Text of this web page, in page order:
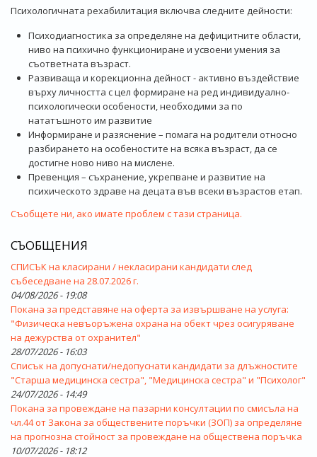
Психологичната рехабилитация включва следните дейности:
Психодиагностика за определяне на дефицитните области,
ниво на психично функциониране и усвоени умения за
съответната възраст.
Развиваща и корекционна дейност - активно въздействие
върху личността с цел формиране на ред индивидуално-
психологически особености, необходими за по
нататъшното им развитие
Информиране и разяснение – помага на родители относно
разбирането на особеностите на всяка възраст, да се
достигне ново ниво на мислене.
Превенция – съхранение, укрепване и развитие на
психическото здраве на децата във всеки възрастов етап.
Съобщете ни, ако имате проблем с тази страница.
СЪОБЩЕНИЯ
СПИСЪК на класирани / некласирани кандидати след
събеседване на 28.07.2026 г.
04/08/2026 - 19:08
Покана за представяне на оферта за извършване на услуга:
"Физическа невъоръжена охрана на обект чрез осигуряване
на дежурства от охранител"
28/07/2026 - 16:03
Списък на допуснати/недопуснати кандидати за длъжностите
"Старша медицинска сестра", "Медицинска сестра" и "Психолог"
24/07/2026 - 14:49
Покана за провеждане на пазарни консултации по смисъла на
чл.44 от Закона за обществените поръчки (ЗОП) за определяне
на прогнозна стойност за провеждане на обществена поръчка
10/07/2026 - 18:12